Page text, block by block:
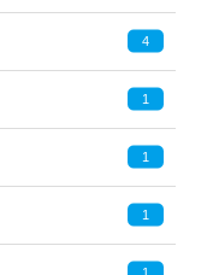
4
1
1
1
1